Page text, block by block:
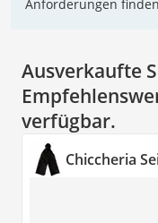
Anforderungen
Ausverkaufte
verfügbar.
Chiccheria